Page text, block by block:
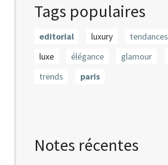
Tags populaires
editorial luxury tendances
luxe
élégance glamour
trends
paris
Notes récentes